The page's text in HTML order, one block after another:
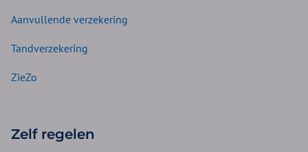
Aanvullende verzekering
Tandverzekering
ZieZo
Zelf regelen